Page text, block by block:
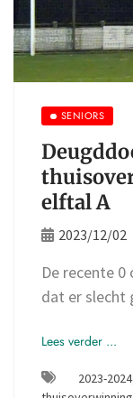
SENIORS
elftal A
2023/12/02
De recente 0
dat er slecht
Lees verder ...
2023-2024